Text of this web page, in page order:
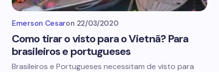
Emerson Cesaron 22/03/2020
Como tirar o visto para o Vietnã? Para
brasileiros e portugueses
Brasileiros e Portugueses necessitam de visto para